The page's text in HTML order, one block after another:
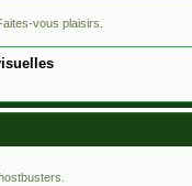
vous plaisirs.